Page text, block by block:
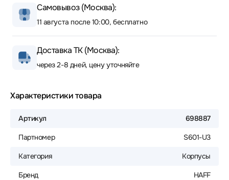
Самовывоз (Москва):
11 августа после 10:00, бесплатно
Доставка ТК (Москва):
через 2-8 дней, цену уточняйте
Характеристики товара
Артикул 698887
Партномер S601-U3
Категория Корпусы
Бренд HAFF